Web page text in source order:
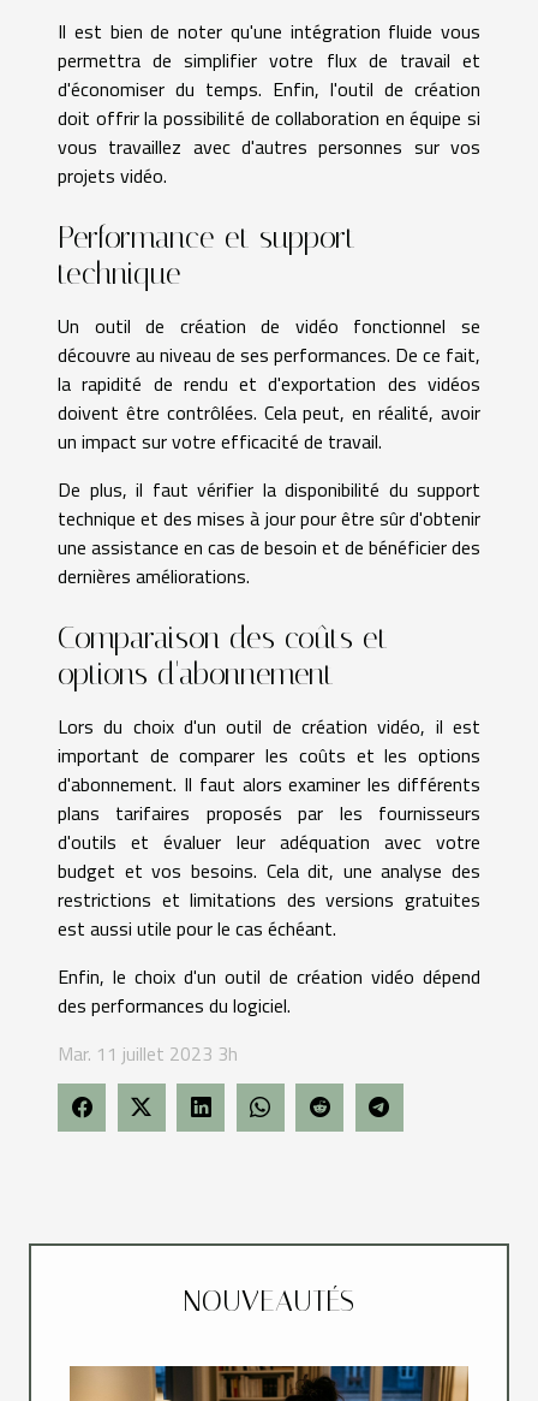
Il est bien de noter qu'une intégration fluide vous
permettra de simplifier votre flux de travail et
d'économiser du temps. Enfin, l'outil de création
doit offrir la possibilité de collaboration en équipe si
vous travaillez avec d'autres personnes sur vos
projets vidéo.
Performance et support
technique
Un outil de création de vidéo fonctionnel se
découvre au niveau de ses performances. De ce fait,
la rapidité de rendu et d'exportation des vidéos
doivent être contrôlées. Cela peut, en réalité, avoir
un impact sur votre efficacité de travail.
De plus, il faut vérifier la disponibilité du support
technique et des mises à jour pour être sûr d'obtenir
une assistance en cas de besoin et de bénéficier des
dernières améliorations.
Comparaison des coûts et
options d'abonnement
Lors du choix d'un outil de création vidéo, il est
important de comparer les coûts et les options
d'abonnement. Il faut alors examiner les différents
plans tarifaires proposés par les fournisseurs
d'outils et évaluer leur adéquation avec votre
budget et vos besoins. Cela dit, une analyse des
restrictions et limitations des versions gratuites
est aussi utile pour le cas échéant.
Enfin, le choix d'un outil de création vidéo dépend
des performances du logiciel.
Mar. 11 juillet 2023 3h
NOUVEAUTÉS